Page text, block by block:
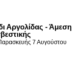
Αργολίδας - Άμεση
7 Αυγούστου